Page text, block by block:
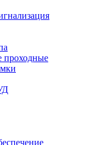
проходные